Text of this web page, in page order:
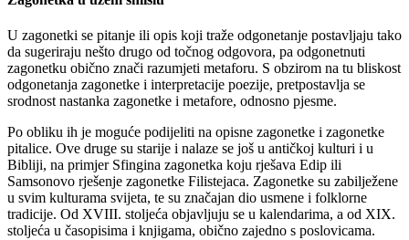
U zagonetki se pitanje ili opis koji traže odgonetanje postavljaju tako
da sugeriraju nešto drugo od točnog odgovora, pa odgonetnuti
zagonetku obično znači razumjeti metaforu. S obzirom na tu bliskost
odgonetanja zagonetke i interpretacije poezije, pretpostavlja se
srodnost nastanka zagonetke i metafore, odnosno pjesme.
Po obliku ih je moguće podijeliti na opisne zagonetke i zagonetke
pitalice. Ove druge su starije i nalaze se još u antičkoj kulturi i u
Bibliji, na primjer Sfingina zagonetka koju rješava Edip ili
Samsonovo rješenje zagonetke Filistejaca. Zagonetke su zabilježene
u svim kulturama svijeta, te su značajan dio usmene i folklorne
tradicije. Od XVIII. stoljeća objavljuju se u kalendarima, a od XIX.
stoljeća u časopisima i knjigama, obično zajedno s poslovicama.